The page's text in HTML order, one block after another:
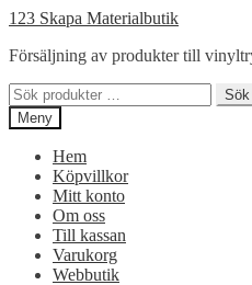
Hoppa
navigering
Hoppa
innehåll
123 Skapa Materialbutik
Försäljning av produkter till
Sök
efter:
Sök
Meny
Hem
Köpvillkor
Mitt konto
Om oss
Till kassan
Varukorg
Webbutik